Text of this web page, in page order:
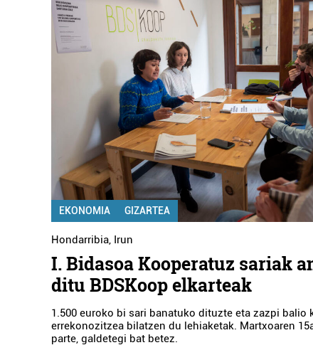
EKONOMIA GIZARTEA
Hondarribia, Irun
I. Bidasoa Kooperatuz sariak
ditu BDSKoop elkarteak
1.500 euroko bi sari banatuko dituzte eta zazpi balio
errekonozitzea bilatzen du lehiaketak. Martxoaren
parte, galdetegi bat betez.